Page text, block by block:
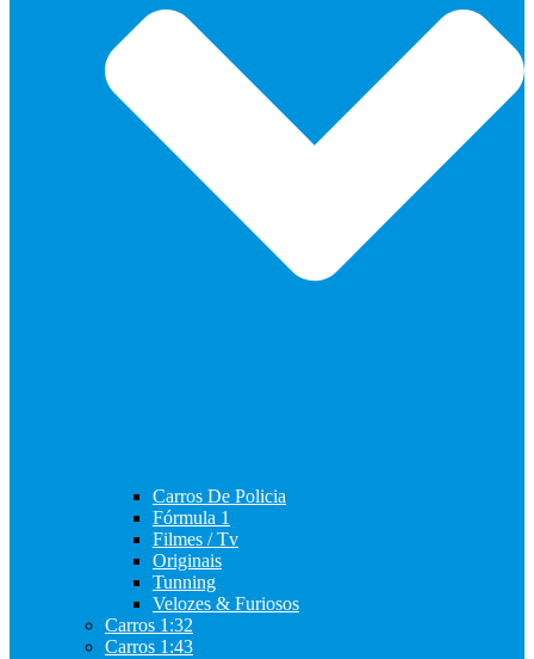
Carros De Policia
Fórmula 1
Filmes / Tv
Originais
Tunning
Velozes & Furiosos
Carros 1:32
Carros 1:43